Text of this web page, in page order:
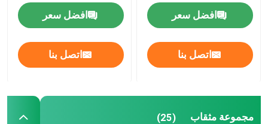
افضل سعر
اتصل بنا
افضل سعر
اتصل بنا
مجموعة مثقاب (25)